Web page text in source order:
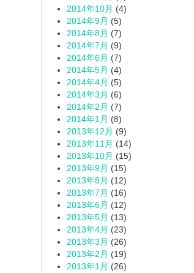
2014年10月 (4)
2014年9月 (5)
2014年8月 (7)
2014年7月 (9)
2014年6月 (7)
2014年5月 (4)
2014年4月 (5)
2014年3月 (6)
2014年2月 (7)
2014年1月 (8)
2013年12月 (9)
2013年11月 (14)
2013年10月 (15)
2013年9月 (15)
2013年8月 (12)
2013年7月 (16)
2013年6月 (12)
2013年5月 (13)
2013年4月 (23)
2013年3月 (26)
2013年2月 (19)
2013年1月 (26)